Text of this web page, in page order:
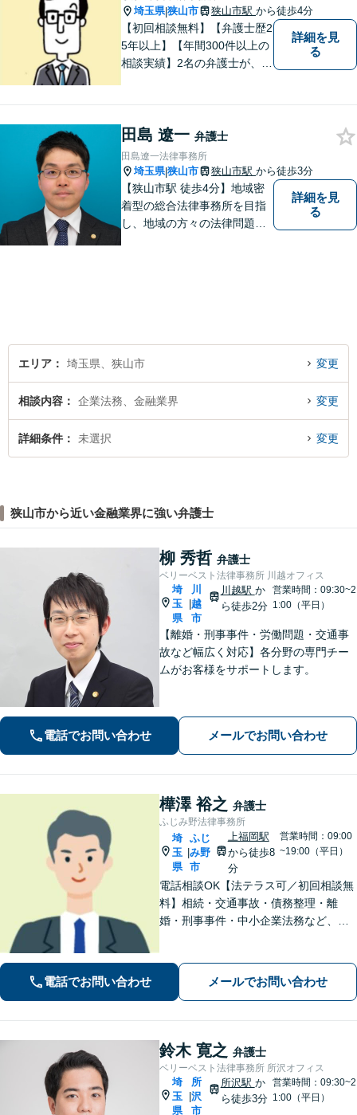
埼玉県|狭山市 狭山市駅 から徒歩4分
【初回相談無料】【弁護士歴2
5年以上】【年間300件以上の
相談実績】2名の弁護士が、さ
談ください【相続】税理士や
司法書士などと連携し、複雑
な案件も対応。【狭山市駅4
分】
詳細を見
る
田島 遼一 弁護士
田島遼一法律事務所
埼玉県|狭山市 狭山市駅 から徒歩3分
【狭山市駅 徒歩4分】地域密
着型の総合法律事務所を目指
し、地域の方々の法律問題を
詳細を見
る
エリア 埼玉県、狭山市 変更
相談内容 企業法務、金融業界 変更
詳細条件 未選択 変更
狭山市から近い金融業界に強い弁護士
柳 秀哲 弁護士
ベリーベスト法律事務所 川越オフィス
埼
玉
県
川
越
市
川越駅 か
ら徒歩2分
営業時間：09:30~2
1:00（平日）
【離婚・刑事事件・労働問題・交通事
故など幅広く対応】各分野の専門チー
ムがお客様をサポートします。
電話でお問い合わせ メールでお問い合わせ
樺澤 裕之 弁護士
ふじみ野法律事務所
埼
玉
県
ふじ
み野
市
上福岡駅
から徒歩8
分
営業時間：09:00
~19:00（平日）
電話相談OK【法テラス可／初回相談無
料】相続・交通事故・債務整理・離
婚・刑事事件・中小企業法務など、お
へと導きます【休日夜間対応】【上福
岡駅8分】【駐車場あり】
電話でお問い合わせ メールでお問い合わせ
鈴木 寛之 弁護士
ベリーベスト法律事務所 所沢オフィス
埼
玉
県
所
沢
市
所沢駅 か
ら徒歩3分
営業時間：09:30~2
1:00（平日）